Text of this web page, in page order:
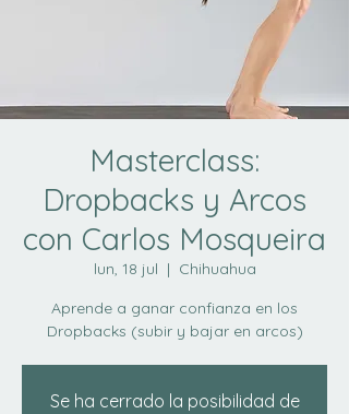
Masterclass:
Dropbacks y Arcos
con Carlos Mosqueira
lun, 18 jul
  |
Chihuahua
Aprende a ganar confianza en los
Dropbacks (subir y bajar en arcos)
Se ha cerrado la posibilidad de